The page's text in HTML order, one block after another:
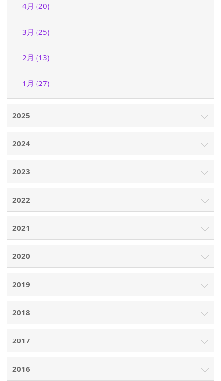
4月 (20)
3月 (25)
2月 (13)
1月 (27)
2025
2024
2023
2022
2021
2020
2019
2018
2017
2016